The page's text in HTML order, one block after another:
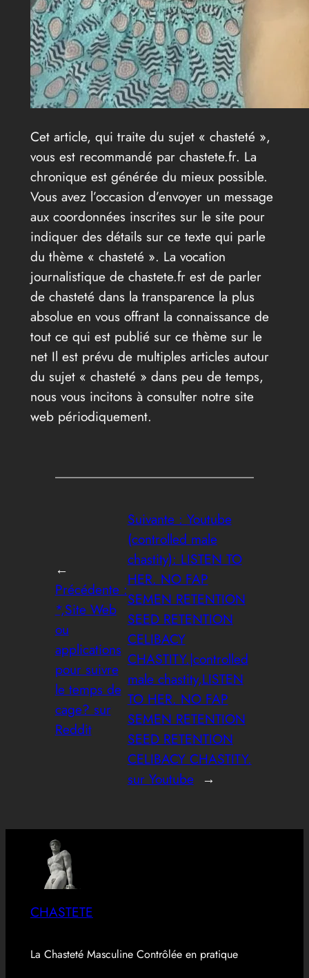
Cet article, qui traite du sujet « chasteté »,
vous est recommandé par chastete.fr. La
chronique est générée du mieux possible.
Vous avez l’occasion d’envoyer un message
aux coordonnées inscrites sur le site pour
indiquer des détails sur ce texte qui parle
du thème « chasteté ». La vocation
journalistique de chastete.fr est de parler
de chasteté dans la transparence la plus
absolue en vous offrant la connaissance de
tout ce qui est publié sur ce thème sur le
net Il est prévu de multiples articles autour
du sujet « chasteté » dans peu de temps,
nous vous incitons à consulter notre site
web périodiquement.
←
Précédente :
*,Site Web
ou
applications
pour suivre
le temps de
cage? sur
Reddit
Suivante : Youtube
(controlled male
chastity): LISTEN TO
HER. NO FAP
SEMEN RETENTION
SEED RETENTION
CELIBACY
CHASTITY.|controlled
male chastity,LISTEN
TO HER. NO FAP
SEMEN RETENTION
SEED RETENTION
CELIBACY CHASTITY.
sur Youtube →
CHASTETE
La Chasteté Masculine Contrôlée en pratique